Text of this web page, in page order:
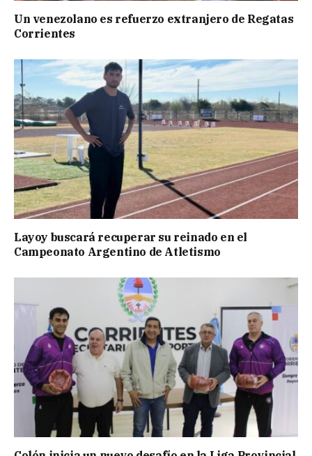
Un venezolano es refuerzo extranjero de Regatas
Corrientes
Layoy buscará recuperar su reinado en el
Campeonato Argentino de Atletismo